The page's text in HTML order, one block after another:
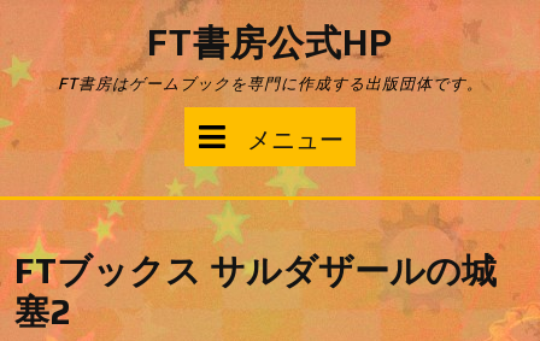
テ
ン
ツ
へ
FT書房公式HP
FT書房はゲームブックを専門に作成する出版団体です。
メニュー
ニ
ュ
ー
FTブックス サルダザールの城
塞2